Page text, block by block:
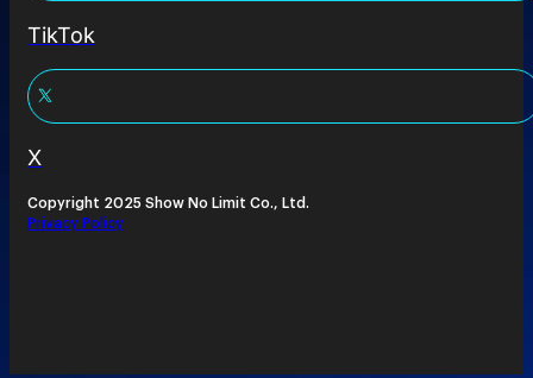
TikTok
X
Copyright 2025 Show No Limit Co., Ltd.
Privacy Policy